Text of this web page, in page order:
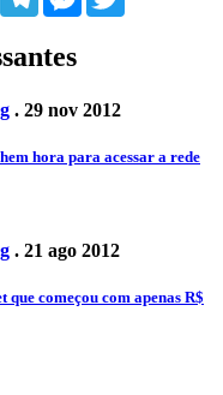
. 29 nov 2012
hora para acessar a rede
. 21 ago 2012
começou com apenas R$